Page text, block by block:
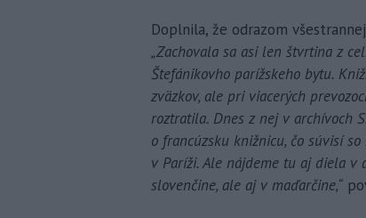
Doplnila, že odrazom
„Zachovala sa asi len štvrtina z
Štefánikovho parížskeho bytu.
zväzkov, ale pri viacerých
roztratila. Dnes z nej v archívoch
o francúzsku knižnicu, čo súvisí
v Paríži. Ale nájdeme tu aj diela v
slovenčine, ale aj v maďarčine,“